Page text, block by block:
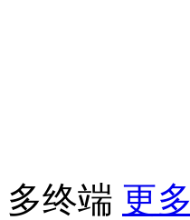
多终端 更多